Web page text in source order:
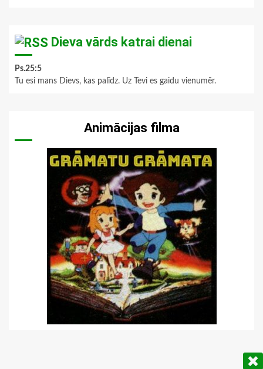
Dieva vārds katrai dienai
Ps.25:5
Tu esi mans Dievs, kas palīdz. Uz Tevi es gaidu vienumēr.
Animācijas filma